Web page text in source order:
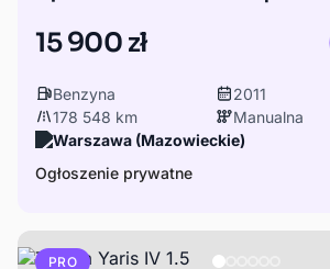
15 900 zł
Benzyna
2011
178 548 km
Manualna
Warszawa (Mazowieckie)
Ogłoszenie prywatne
PRO